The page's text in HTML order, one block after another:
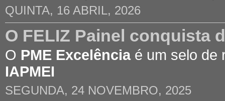
QUINTA, 16 ABRIL, 2026
O FELIZ Painel conquista
O PME Excelênciaé um selo de
IAPMEI
SEGUNDA, 24 NOVEMBRO, 2025